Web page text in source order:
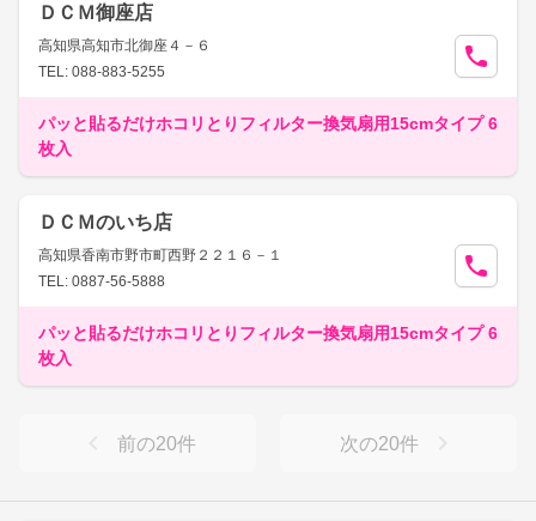
ＤＣＭ御座店
高知県高知市北御座４－６
TEL: 088-883-5255
パッと貼るだけホコリとりフィルター換気扇用15cmタイプ 6
枚入
ＤＣＭのいち店
高知県香南市野市町西野２２１６－１
TEL: 0887-56-5888
パッと貼るだけホコリとりフィルター換気扇用15cmタイプ 6
枚入
前の20件 次の20件